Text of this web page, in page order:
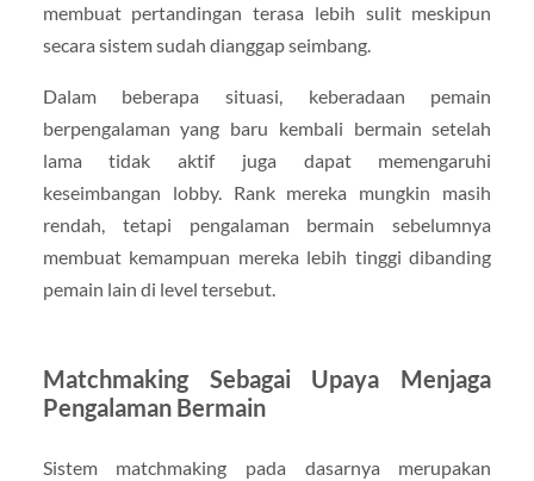
membuat pertandingan terasa lebih sulit meskipun
secara sistem sudah dianggap seimbang.
Dalam beberapa situasi, keberadaan pemain
berpengalaman yang baru kembali bermain setelah
lama tidak aktif juga dapat memengaruhi
keseimbangan lobby. Rank mereka mungkin masih
rendah, tetapi pengalaman bermain sebelumnya
membuat kemampuan mereka lebih tinggi dibanding
pemain lain di level tersebut.
Matchmaking Sebagai Upaya Menjaga
Pengalaman Bermain
Sistem matchmaking pada dasarnya merupakan